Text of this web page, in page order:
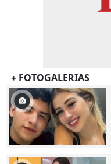
+ FOTOGALERIAS